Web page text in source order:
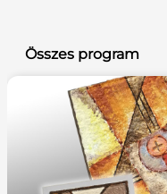
Összes program